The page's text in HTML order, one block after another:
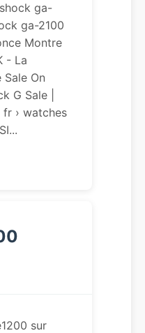
ga-
ga-2100
Montre
- La
Sale On
G Sale |
fr › watches
sur